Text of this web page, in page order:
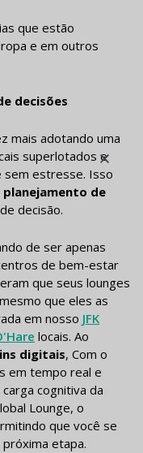
que estão
e em outros
decisões
mais adotando uma
superlotados e
sem estresse. Isso
planejamento de
decisão.
de ser apenas
de bem-estar
que seus lounges
que eles as
em nosso JFK
locais. Ao
digitais, Com o
em tempo real e
cognitiva da
Lounge, o
que você se
etapa.